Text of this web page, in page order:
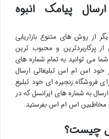
پیامک انبوه
از روش های متنوع بازاریابی
پرکاربردترین و محبوب ترین
می توانید به تمام شماره های
خود اس ام اس تبلیغاتی ارسال
فروشگاه زنجیره ای خود تبلیغ
به شماره های ایرانسل که در
مخاطبین اس ام اس بفرستید.
چیست؟